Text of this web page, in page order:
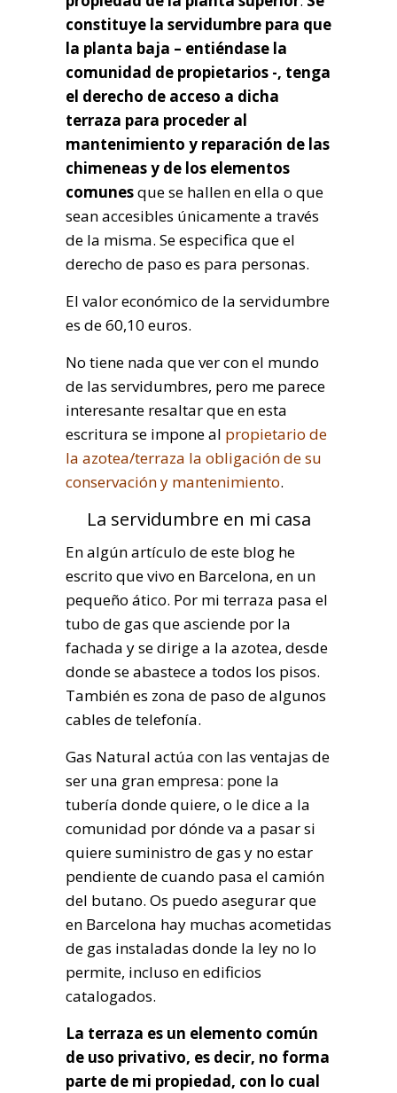
constituye la servidumbre para que
la planta baja – entiéndase la
comunidad de propietarios -, tenga
el derecho de acceso a dicha
terraza para proceder al
mantenimiento y reparación de las
chimeneas y de los elementos
comunesque se hallen en ella o que
sean accesibles únicamente a través
de la misma. Se especifica que el
derecho de paso es para personas.
El valor económico de la servidumbre
es de 60,10 euros.
No tiene nada que ver con el mundo
de las servidumbres, pero me parece
interesante resaltar que en esta
escritura se impone al propietario de
la azotea/terraza la obligación de su
conservación y mantenimiento.
La servidumbre en mi casa
En algún artículo de este blog he
escrito que vivo en Barcelona, en un
pequeño ático. Por mi terraza pasa el
tubo de gas que asciende por la
fachada y se dirige a la azotea, desde
donde se abastece a todos los pisos.
También es zona de paso de algunos
cables de telefonía.
Gas Natural actúa con las ventajas de
ser una gran empresa: pone la
tubería donde quiere, o le dice a la
comunidad por dónde va a pasar si
quiere suministro de gas y no estar
pendiente de cuando pasa el camión
del butano. Os puedo asegurar que
en Barcelona hay muchas acometidas
de gas instaladas donde la ley no lo
permite, incluso en edificios
catalogados.
La terraza es un elemento común
de uso privativo, es decir, no forma
parte de mi propiedad, con lo cual